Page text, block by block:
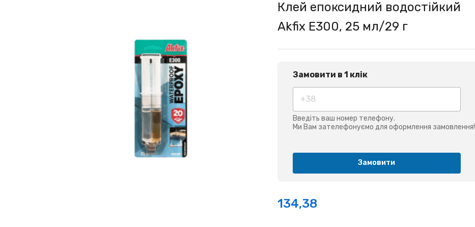
Клей епоксидний водостійкий
Akfix E300, 25 мл/29 г
Замовити в 1 клік
Введіть ваш номер телефону.
Ми Вам зателефонуємо для оформлення замовлення!
Замовити
134,38